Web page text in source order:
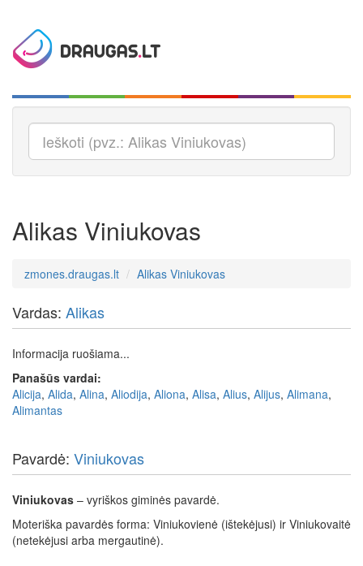
Alikas Viniukovas
zmones.draugas.lt Alikas Viniukovas
Vardas: Alikas
Informacija ruošiama...
Panašūs vardai:
Alicija, Alida, Alina, Aliodija, Aliona, Alisa, Alius, Alijus, Alimana,
Alimantas
Pavardė: Viniukovas
Viniukovas – vyriškos giminės pavardė.
Moteriška pavardės forma: Viniukovienė (ištekėjusi) ir Viniukovaitė
(netekėjusi arba mergautinė).